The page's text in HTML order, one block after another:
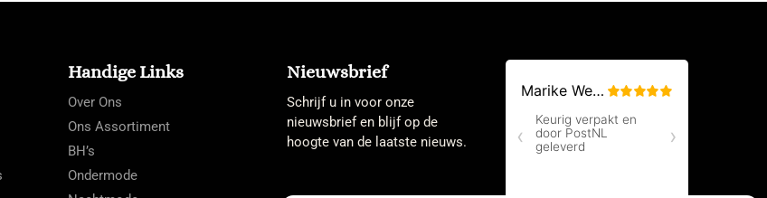
Handige Links
Over Ons
Ons Assortiment
BH’s
Ondermode
Nieuwsbrief
Schrijf u in voor onze
nieuwsbrief en blijf op de
hoogte van de laatste nieuws.